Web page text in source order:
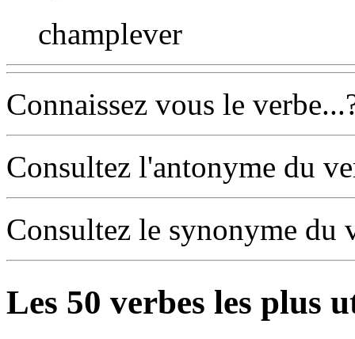
champlever
Connaissez vous le
Consultez l'antonyme du
Consultez le synonyme du
Les 50 verbes les plus